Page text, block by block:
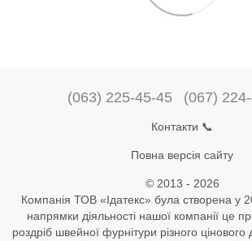
(063) 225-45-45 (067)
Контакти 📞
Повна версія сайту
© 2013 - 2026
Компанія ТОВ «Ідатекс» була створена у
напрямки діяльності нашої компанії це
роздріб швейної фурнітури різного цінового